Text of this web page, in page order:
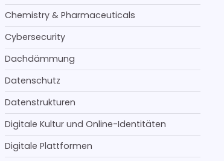
Chemistry & Pharmaceuticals
Cybersecurity
Dachdämmung
Datenschutz
Datenstrukturen
Digitale Kultur und Online-Identitäten
Digitale Plattformen